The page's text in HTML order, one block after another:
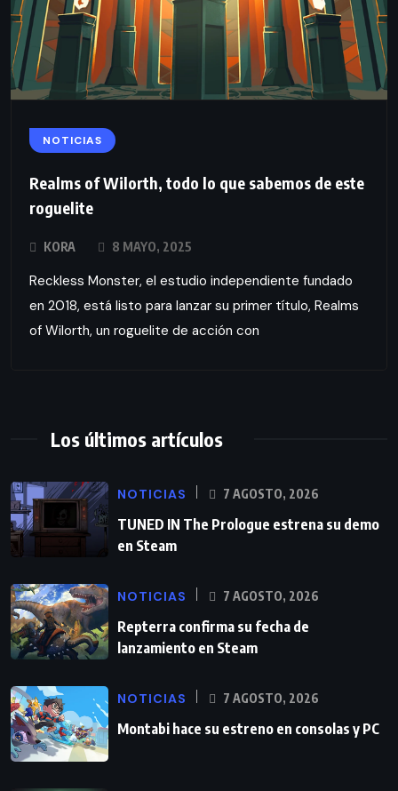
NOTICIAS
Realms of Wilorth, todo lo que sabemos de este
roguelite
KORA 8 MAYO, 2025
Reckless Monster, el estudio independiente fundado
en 2018, está listo para lanzar su primer título, Realms
of Wilorth, un roguelite de acción con
Los últimos artículos
NOTICIAS 7 AGOSTO, 2026
TUNED IN The Prologue estrena su demo
en Steam
NOTICIAS 7 AGOSTO, 2026
Repterra confirma su fecha de
lanzamiento en Steam
NOTICIAS 7 AGOSTO, 2026
Montabi hace su estreno en consolas y PC